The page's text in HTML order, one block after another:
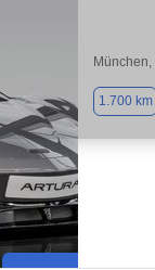
München,
1.700 km